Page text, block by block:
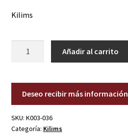
Kilims
Añadir al carrito
Deseo recibir más información
SKU: K003-036
Categoría: Kilims